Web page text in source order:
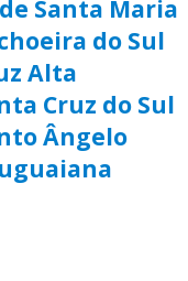
Santa Maria
do Sul
Alta
Cruz do Sul
Ângelo